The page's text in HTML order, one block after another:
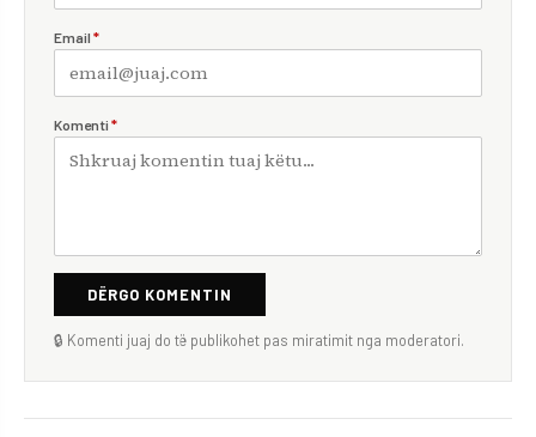
Email *
Komenti *
DËRGO KOMENTIN
🔒 Komenti juaj do të publikohet pas miratimit nga moderatori.